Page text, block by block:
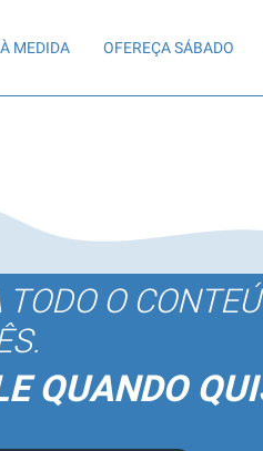
MEDIDA OFEREÇA SÁBADO
O
QUANDO